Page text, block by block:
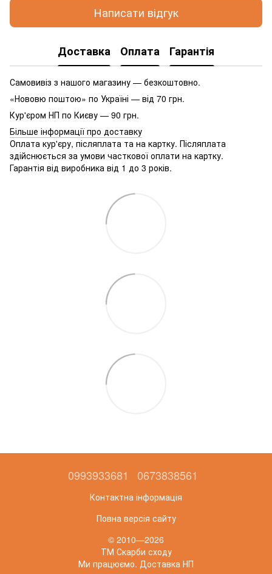
Написати відгук
Доставка Оплата Гарантія
Самовивіз з нашого магазину — безкоштовно.
«Нововю поштою» по Україні — від 70 грн.
Кур'єром НП по Києву — 90 грн.
Більше інформації про доставку
Оплата кур'єру, післяплата та на картку. Післяплата
здійснюється за умови часткової оплати на картку.
Гарантія від виробника від 1 до 3 років.
0993933681 0673838561
Контактна інформація
Повна версія сайту
© 2010—2026
ТМ Скарби сходу
Ми працюємо. Доставка НП